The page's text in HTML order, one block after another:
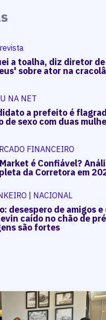
a toalha, diz diretor
sobre ator na
NA NET
a prefeito é
de sexo com duas
FINANCEIRO
é Confiável?
da Corretora em
| NACIONAL
desespero de amigos
caído no chão de
são fortes